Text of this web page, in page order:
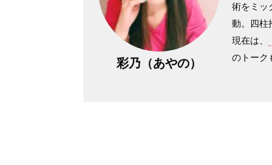
彩乃（あやの）
術をミッ
動。四柱
現在は、
のトーク